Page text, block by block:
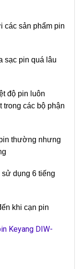
các sản phẩm pin
sạc pin quá lâu
độ pin luôn
trong các bộ phận
thường nhưng
dụng 6 tiếng
khi cạn pin
Keyang DIW-